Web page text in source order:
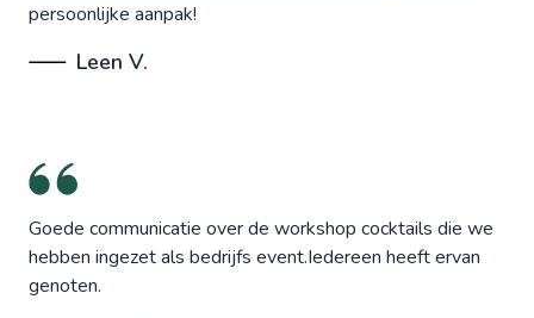
persoonlijke aanpak!
Leen V.
Goede communicatie over de workshop cocktails die we
hebben ingezet als bedrijfs event.Iedereen heeft ervan
genoten.